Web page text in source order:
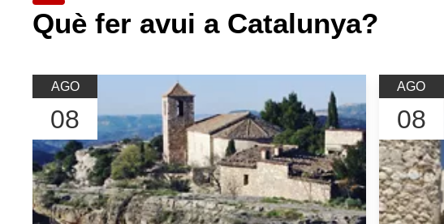
Què fer avui a Catalunya?
AGO
08
AGO
08